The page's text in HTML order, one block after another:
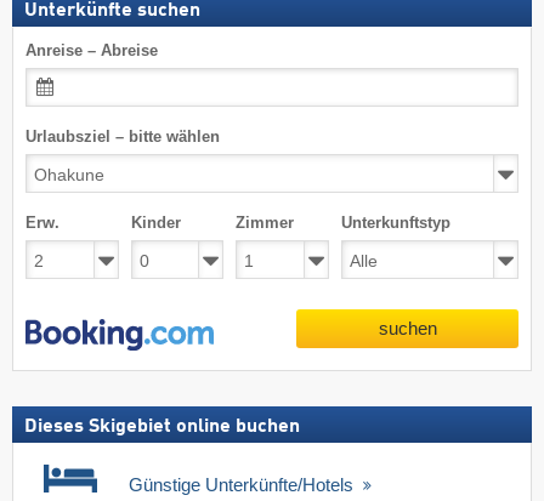
Unterkünfte suchen
Anreise – Abreise
Urlaubsziel – bitte wählen
Erw. Kinder Zimmer Unterkunftstyp
suchen
Dieses Skigebiet online buchen
Günstige Unterkünfte/Hotels